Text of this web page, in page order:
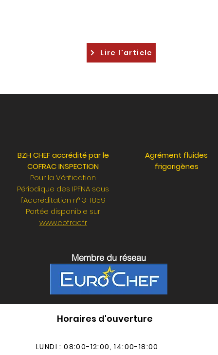
Lire l'article
Horaires d'ouverture
LUNDI : 08:00-12:00, 14:00-18:00
BZH CHEF accrédité par le
COFRAC INSPECTION
Pour la Vérification
Périodique des IPFNA sous
l'Accréditation n° 3-1859
Portée disponible sur
www.cofrac.fr
Agrément fluides
frigorigènes
Membre du réseau